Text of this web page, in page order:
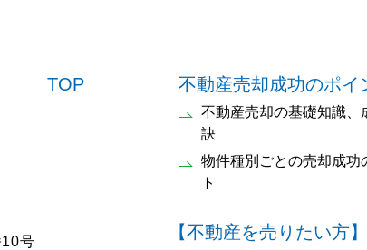
号
TOP 不動産売却成功のポイ
不動産売却の基礎知識、
訣
物件種別ごとの売却成功
ト
【不動産を売りたい方】